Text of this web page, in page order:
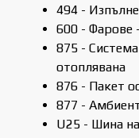
494 -
600 - Фарове
875 -
отоплявана
876 - Пакет
877 -
U25 - Шина